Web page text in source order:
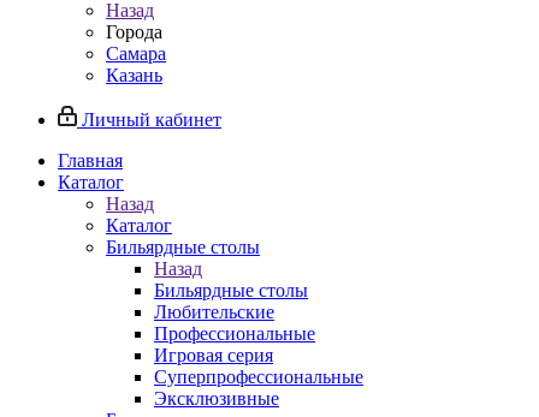
Назад
Города
Самара
Казань
Личный кабинет
Главная
Каталог
Назад
Каталог
Бильярдные столы
Назад
Бильярдные столы
Любительские
Профессиональные
Игровая серия
Суперпрофессиональные
Эксклюзивные